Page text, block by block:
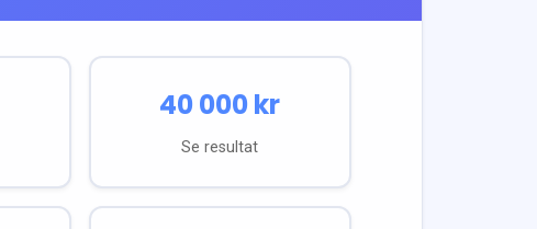
40 000kr
Se resultat